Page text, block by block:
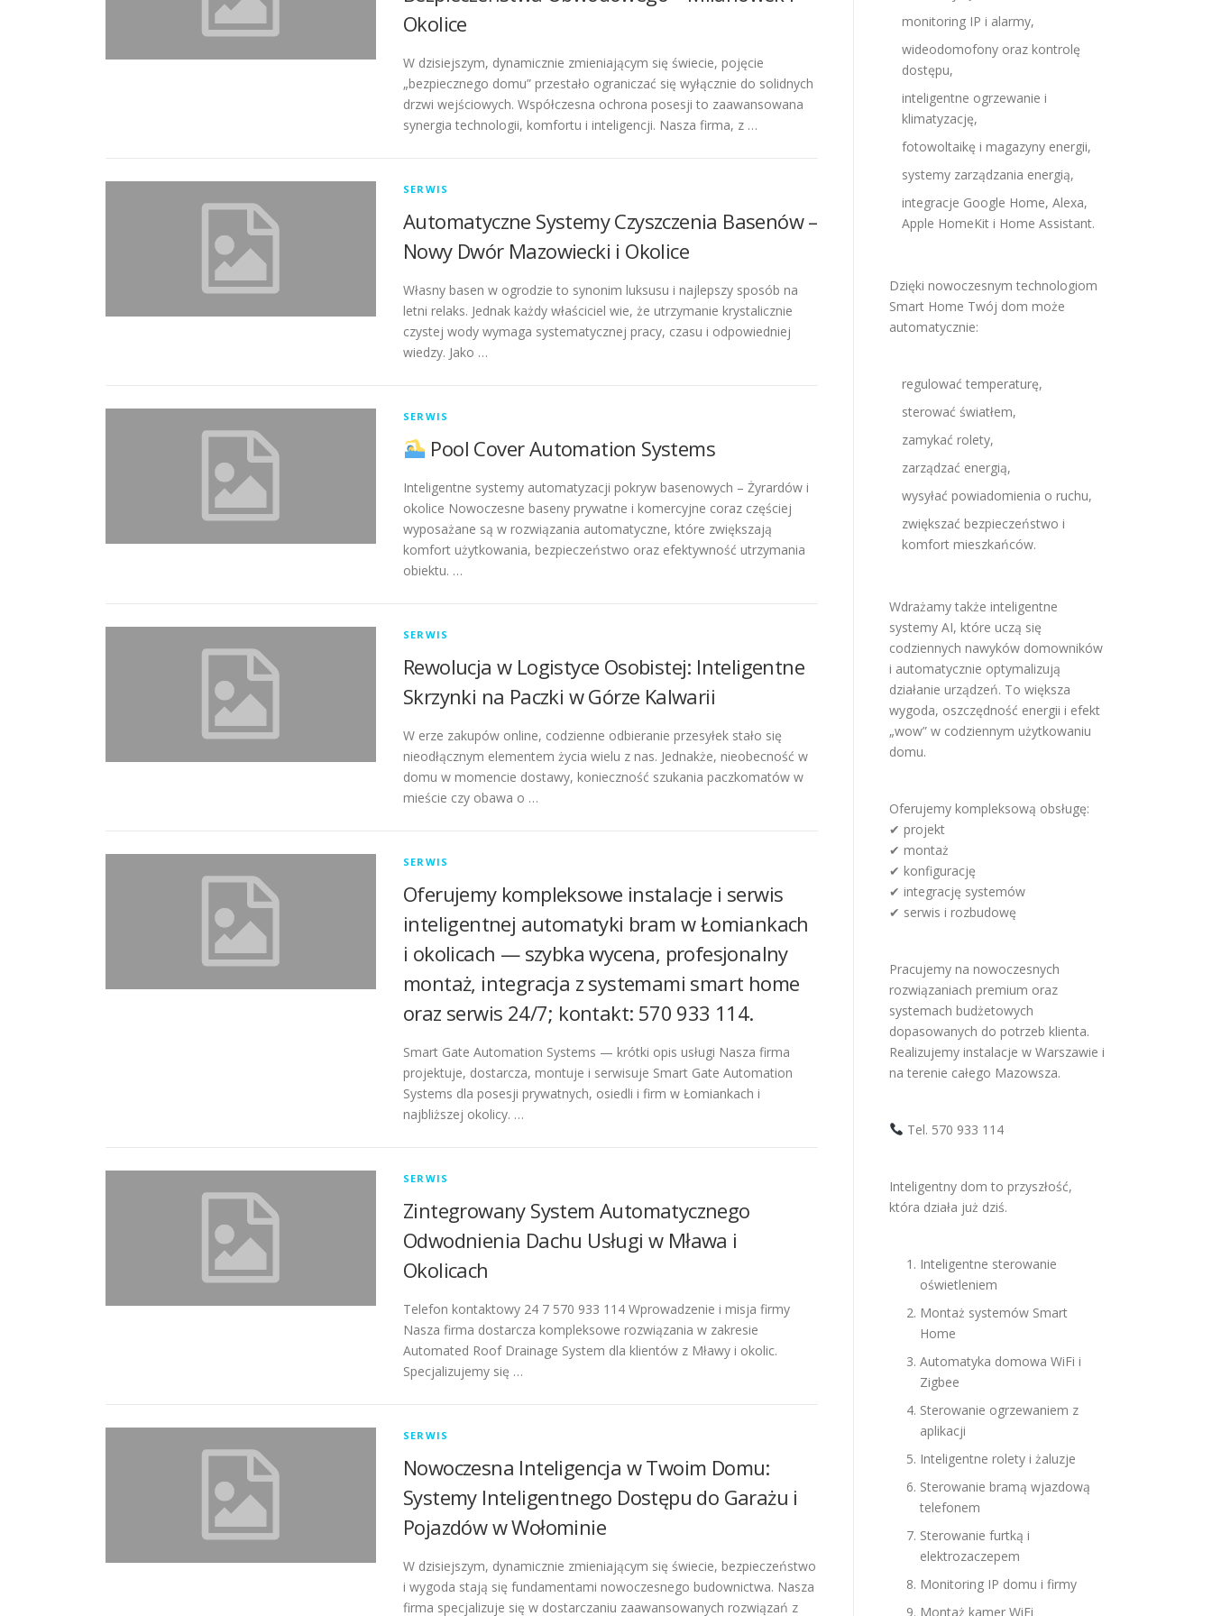
Okolice
W dzisiejszym, dynamicznie zmieniającym się świecie, pojęcie
„bezpiecznego domu” przestało ograniczać się wyłącznie do solidnych
drzwi wejściowych. Współczesna ochrona posesji to zaawansowana
synergia technologii, komfortu i inteligencji. Nasza firma, z …
SERWIS
Automatyczne Systemy Czyszczenia Basenów –
Nowy Dwór Mazowiecki i Okolice
Własny basen w ogrodzie to synonim luksusu i najlepszy sposób na
letni relaks. Jednak każdy właściciel wie, że utrzymanie krystalicznie
czystej wody wymaga systematycznej pracy, czasu i odpowiedniej
wiedzy. Jako …
SERWIS
Pool Cover Automation Systems
Inteligentne systemy automatyzacji pokryw basenowych – Żyrardów i
okolice Nowoczesne baseny prywatne i komercyjne coraz częściej
wyposażane są w rozwiązania automatyczne, które zwiększają
komfort użytkowania, bezpieczeństwo oraz efektywność utrzymania
obiektu. …
SERWIS
Rewolucja w Logistyce Osobistej: Inteligentne
Skrzynki na Paczki w Górze Kalwarii
W erze zakupów online, codzienne odbieranie przesyłek stało się
nieodłącznym elementem życia wielu z nas. Jednakże, nieobecność w
domu w momencie dostawy, konieczność szukania paczkomatów w
mieście czy obawa o …
SERWIS
Oferujemy kompleksowe instalacje i serwis
inteligentnej automatyki bram w Łomiankach
i okolicach — szybka wycena, profesjonalny
montaż, integracja z systemami smart home
oraz serwis 24/7; kontakt: 570 933 114.
Smart Gate Automation Systems — krótki opis usługi Nasza firma
projektuje, dostarcza, montuje i serwisuje Smart Gate Automation
Systems dla posesji prywatnych, osiedli i firm w Łomiankach i
najbliższej okolicy. …
SERWIS
Zintegrowany System Automatycznego
Odwodnienia Dachu Usługi w Mława i
Okolicach
Telefon kontaktowy 24 7 570 933 114 Wprowadzenie i misja firmy
Nasza firma dostarcza kompleksowe rozwiązania w zakresie
Automated Roof Drainage System dla klientów z Mławy i okolic.
Specjalizujemy się …
SERWIS
Nowoczesna Inteligencja w Twoim Domu:
Systemy Inteligentnego Dostępu do Garażu i
Pojazdów w Wołominie
W dzisiejszym, dynamicznie zmieniającym się świecie, bezpieczeństwo
i wygoda stają się fundamentami nowoczesnego budownictwa. Nasza
firma specjalizuje się w dostarczaniu zaawansowanych rozwiązań z
monitoring IP i alarmy,
wideodomofony oraz kontrolę
dostępu,
inteligentne ogrzewanie i
klimatyzację,
fotowoltaikę i magazyny energii,
systemy zarządzania energią,
integracje Google Home, Alexa,
Apple HomeKit i Home Assistant.
Dzięki nowoczesnym technologiom
Smart Home Twój dom może
automatycznie:
regulować temperaturę,
sterować światłem,
zamykać rolety,
zarządzać energią,
wysyłać powiadomienia o ruchu,
zwiększać bezpieczeństwo i
komfort mieszkańców.
Wdrażamy także inteligentne
systemy AI, które uczą się
codziennych nawyków domowników
i automatycznie optymalizują
działanie urządzeń. To większa
wygoda, oszczędność energii i efekt
„wow” w codziennym użytkowaniu
domu.
Oferujemy kompleksową obsługę:
✔ projekt
✔ montaż
✔ konfigurację
✔ integrację systemów
✔ serwis i rozbudowę
Pracujemy na nowoczesnych
rozwiązaniach premium oraz
systemach budżetowych
dopasowanych do potrzeb klienta.
Realizujemy instalacje w Warszawie i
na terenie całego Mazowsza.
Tel. 570 933 114
Inteligentny dom to przyszłość,
która działa już dziś.
Inteligentne sterowanie
oświetleniem
Montaż systemów Smart
Home
Automatyka domowa WiFi i
Zigbee
Sterowanie ogrzewaniem z
aplikacji
Inteligentne rolety i żaluzje
Sterowanie bramą wjazdową
telefonem
Sterowanie furtką i
elektrozaczepem
Monitoring IP domu i firmy
Montaż kamer WiFi